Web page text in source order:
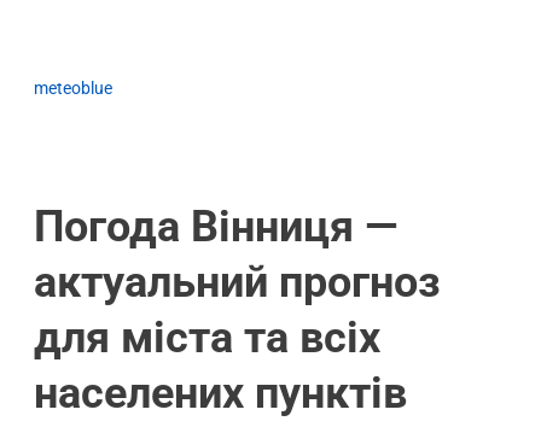
meteoblue
Погода Вінниця —
актуальний прогноз
для міста та всіх
населених пунктів